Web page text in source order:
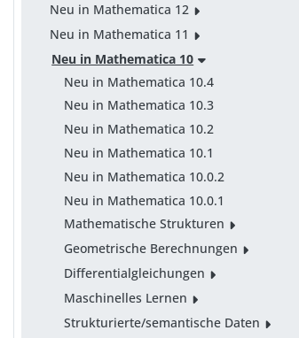
Neu in Mathematica 12
Neu in Mathematica 11
Neu in Mathematica 10
Neu in Mathematica 10.4
Neu in Mathematica 10.3
Neu in Mathematica 10.2
Neu in Mathematica 10.1
Neu in Mathematica 10.0.2
Neu in Mathematica 10.0.1
Mathematische Strukturen
Geometrische Berechnungen
Differentialgleichungen
Maschinelles Lernen
Strukturierte/semantische Daten